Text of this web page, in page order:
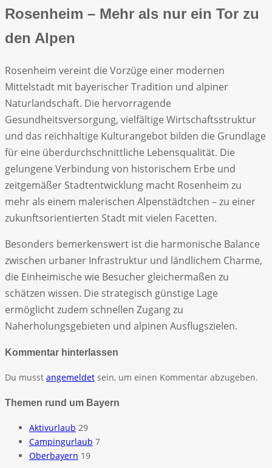
Rosenheim – Mehr als nur ein Tor zu
den Alpen
Rosenheim vereint die Vorzüge einer modernen
Mittelstadt mit bayerischer Tradition und alpiner
Naturlandschaft. Die hervorragende
Gesundheitsversorgung, vielfältige Wirtschaftsstruktur
und das reichhaltige Kulturangebot bilden die Grundlage
für eine überdurchschnittliche Lebensqualität. Die
gelungene Verbindung von historischem Erbe und
zeitgemäßer Stadtentwicklung macht Rosenheim zu
mehr als einem malerischen Alpenstädtchen – zu einer
zukunftsorientierten Stadt mit vielen Facetten.
Besonders bemerkenswert ist die harmonische Balance
zwischen urbaner Infrastruktur und ländlichem Charme,
die Einheimische wie Besucher gleichermaßen zu
schätzen wissen. Die strategisch günstige Lage
ermöglicht zudem schnellen Zugang zu
Naherholungsgebieten und alpinen Ausflugszielen.
Kommentar hinterlassen
Du musst angemeldet sein, um einen Kommentar abzugeben.
Themen rund um Bayern
Aktivurlaub 29
Campingurlaub 7
Oberbayern 19